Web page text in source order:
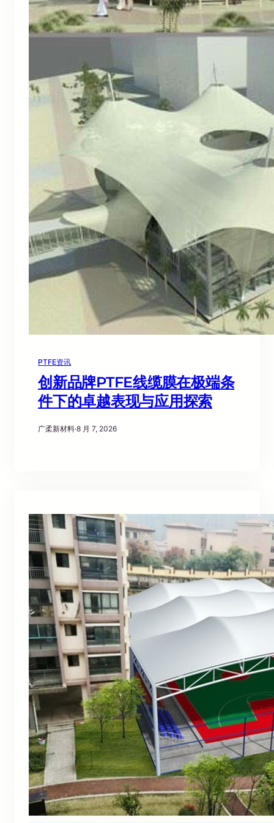
PTFE资讯
创新品牌PTFE线缆膜在极端条
件下的卓越表现与应用探索
广柔新材料·8 月 7, 2026